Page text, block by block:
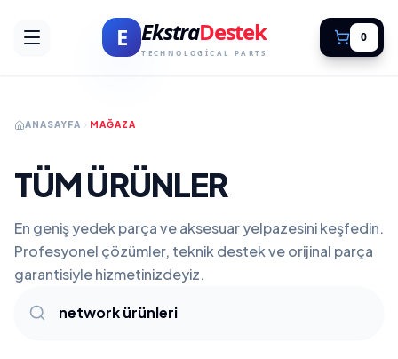
E EkstraDestek
TECHNOLOGICAL PARTS
0
ANASAYFA MAĞAZA
TÜM ÜRÜNLER
En geniş yedek parça ve aksesuar yelpazesini keşfedin.
Profesyonel çözümler, teknik destek ve orijinal parça
garantisiyle hizmetinizdeyiz.